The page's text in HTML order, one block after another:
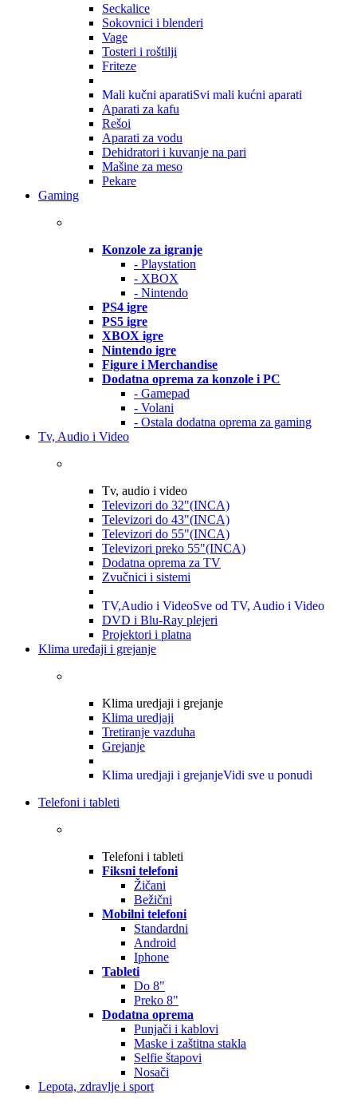
Seckalice
Sokovnici i blenderi
Vage
Tosteri i roštilji
Friteze
Mali kučni aparatiSvi mali kućni aparati
Aparati za kafu
Rešoi
Aparati za vodu
Dehidratori i kuvanje na pari
Mašine za meso
Pekare
Gaming
Konzole za igranje
- Playstation
- XBOX
- Nintendo
PS4 igre
PS5 igre
XBOX igre
Nintendo igre
Figure i Merchandise
Dodatna oprema za konzole i PC
- Gamepad
- Volani
- Ostala dodatna oprema za gaming
Tv, Audio i Video
Tv, audio i video
Televizori do 32"(INCA)
Televizori do 43"(INCA)
Televizori do 55"(INCA)
Televizori preko 55"(INCA)
Dodatna oprema za TV
Zvučnici i sistemi
TV,Audio i VideoSve od TV, Audio i Video
DVD i Blu-Ray plejeri
Projektori i platna
Klima uređaji i grejanje
Klima uredjaji i grejanje
Klima uredjaji
Tretiranje vazduha
Grejanje
Klima uredjaji i grejanjeVidi sve u ponudi
Telefoni i tableti
Telefoni i tableti
Fiksni telefoni
Žičani
Bežični
Mobilni telefoni
Standardni
Android
Iphone
Tableti
Do 8"
Preko 8"
Dodatna oprema
Punjači i kablovi
Maske i zaštitna stakla
Selfie štapovi
Nosači
Lepota, zdravlje i sport